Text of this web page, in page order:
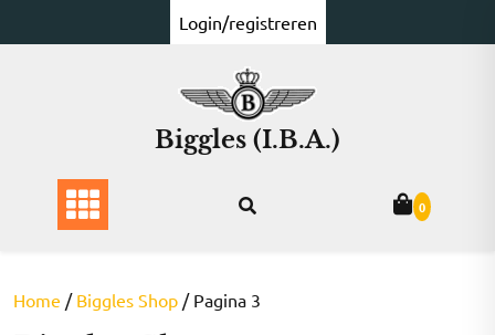
naar
Login/registreren
Biggles (I.B.A.)
0
Home / Biggles Shop / Pagina 3